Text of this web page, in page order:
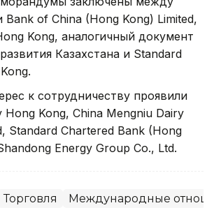
Bank of China (Hong Kong) Limited,
Kong, аналогичный документ
Казахстана и Standard
к сотрудничеству проявили
Kong, China Mengniu Dairy
Standard Chartered Bank (Hong
Energy Group Co., Ltd.
Торговля Международные